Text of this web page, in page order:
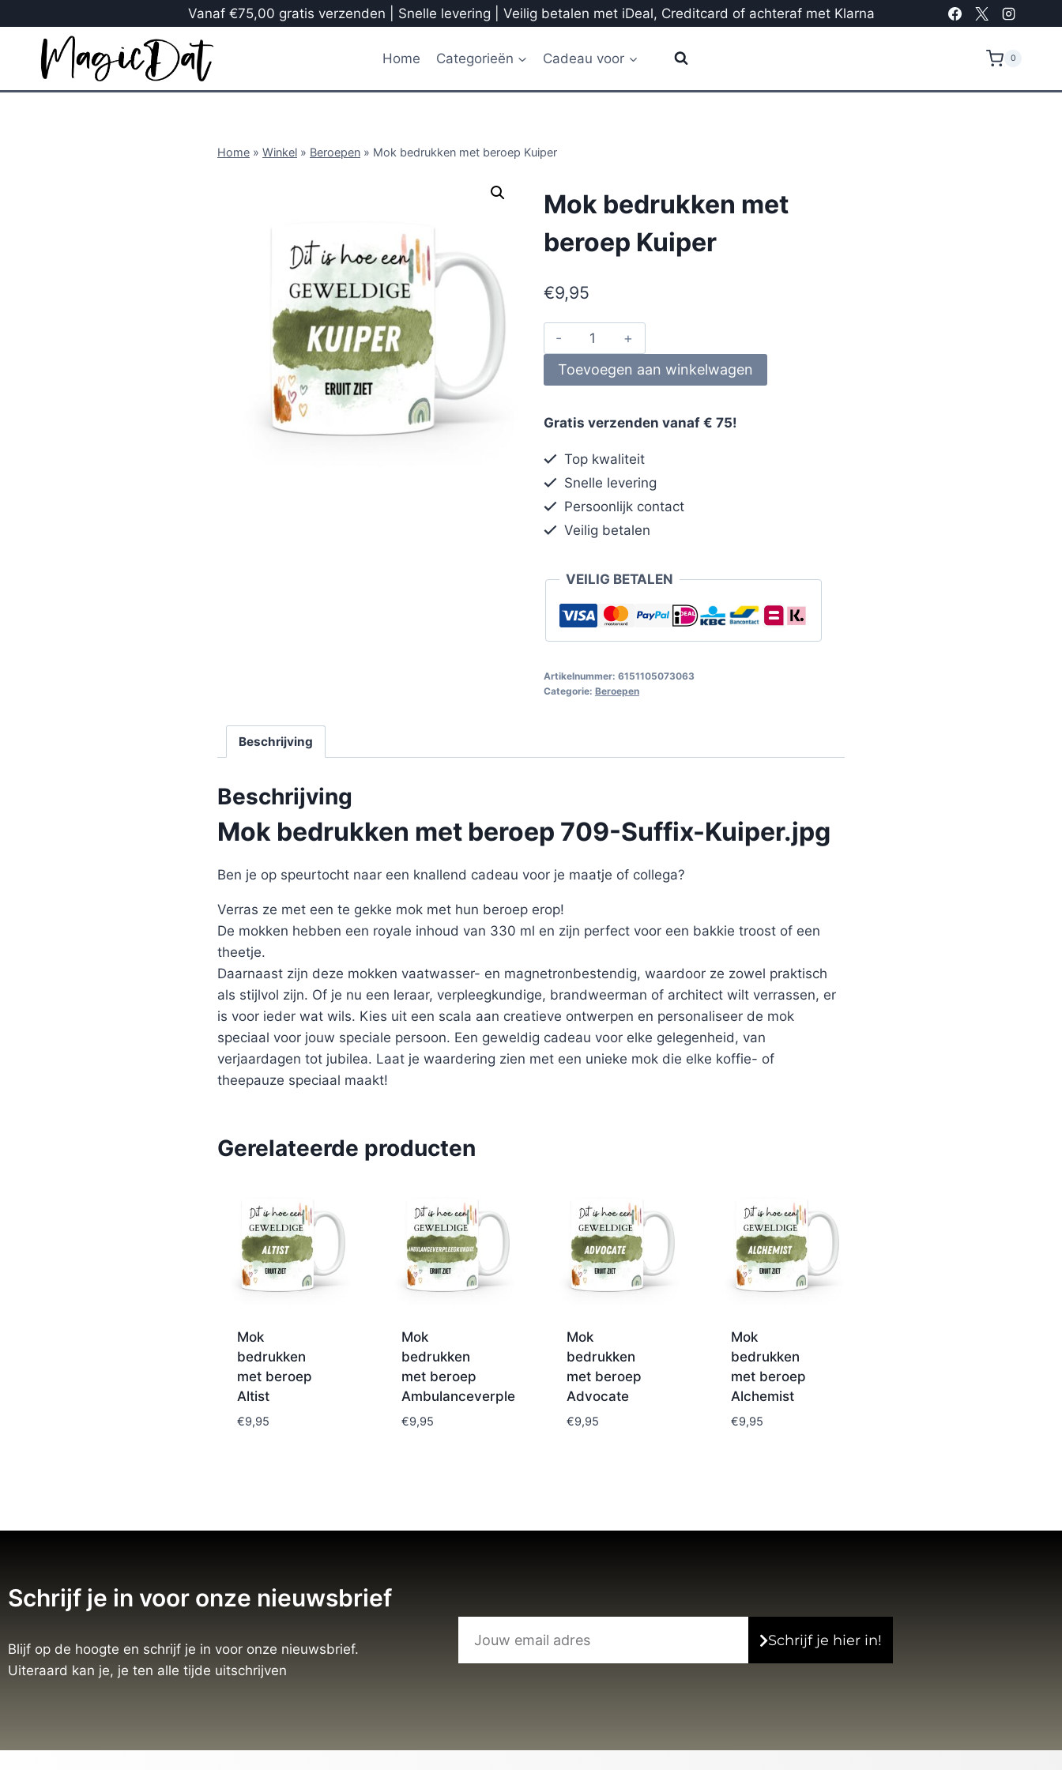
Vanaf €75,00 gratis verzenden | Snelle levering | Veilig betalen met iDeal, Creditcard of achteraf met Klarna
Home Categorieën Cadeau voor 0
Home » Winkel » Beroepen » Mok bedrukken met beroep Kuiper
Mok bedrukken met
beroep Kuiper
€9,95
Toevoegen aan winkelwagen
Gratis verzenden vanaf € 75!
Top kwaliteit
Snelle levering
Persoonlijk contact
Veilig betalen
VEILIG BETALEN
Artikelnummer: 6151105073063
Categorie: Beroepen
Beschrijving
Beschrijving
Mok bedrukken met beroep 709-Suffix-Kuiper.jpg
Ben je op speurtocht naar een knallend cadeau voor je maatje of collega?
Verras ze met een te gekke mok met hun beroep erop!
De mokken hebben een royale inhoud van 330 ml en zijn perfect voor een bakkie troost of een
theetje.
Daarnaast zijn deze mokken vaatwasser- en magnetronbestendig, waardoor ze zowel praktisch
als stijlvol zijn. Of je nu een leraar, verpleegkundige, brandweerman of architect wilt verrassen, er
is voor ieder wat wils. Kies uit een scala aan creatieve ontwerpen en personaliseer de mok
speciaal voor jouw speciale persoon. Een geweldig cadeau voor elke gelegenheid, van
verjaardagen tot jubilea. Laat je waardering zien met een unieke mok die elke koffie- of
theepauze speciaal maakt!
Gerelateerde producten
Mok
bedrukken
met beroep
Altist
€9,95
Mok
bedrukken
met beroep
Ambulanceverpleegkundige
€9,95
Mok
bedrukken
met beroep
Advocate
€9,95
Mok
bedrukken
met beroep
Alchemist
€9,95
Schrijf je in voor onze nieuwsbrief
Blijf op de hoogte en schrijf je in voor onze nieuwsbrief.
Uiteraard kan je, je ten alle tijde uitschrijven
Schrijf je hier in!